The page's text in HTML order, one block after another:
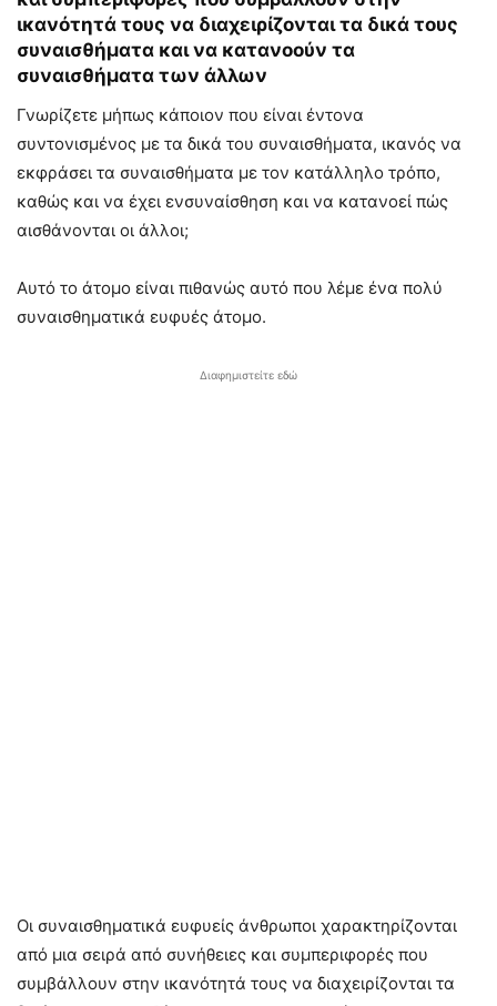
ικανότητά τους να διαχειρίζονται τα δικά τους
συναισθήματα και να κατανοούν τα
συναισθήματα των άλλων
Γνωρίζετε μήπως κάποιον που είναι έντονα
συντονισμένος με τα δικά του συναισθήματα, ικανός να
εκφράσει τα συναισθήματα με τον κατάλληλο τρόπο,
καθώς και να έχει ενσυναίσθηση και να κατανοεί πώς
αισθάνονται οι άλλοι;
Αυτό το άτομο είναι πιθανώς αυτό που λέμε ένα πολύ
συναισθηματικά ευφυές άτομο.
Διαφημιστείτε εδώ
Οι συναισθηματικά ευφυείς άνθρωποι χαρακτηρίζονται
από μια σειρά από συνήθειες και συμπεριφορές που
συμβάλλουν στην ικανότητά τους να διαχειρίζονται τα